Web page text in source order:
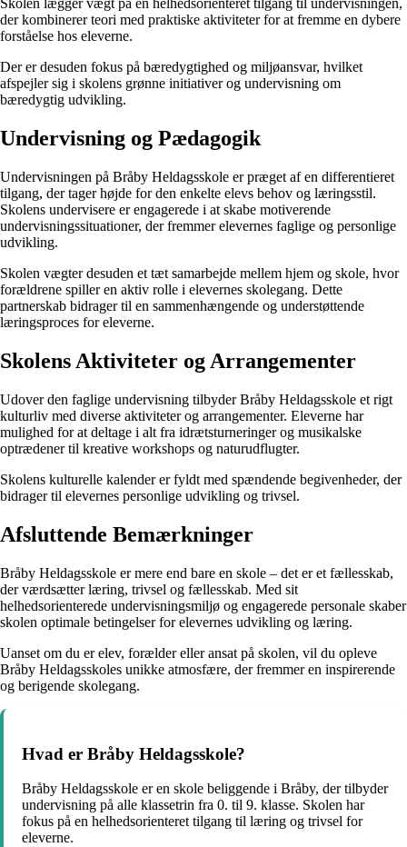
Skolen lægger vægt på en helhedsorienteret tilgang til undervisningen,
der kombinerer teori med praktiske aktiviteter for at fremme en dybere
forståelse hos eleverne.
Der er desuden fokus på bæredygtighed og miljøansvar, hvilket
afspejler sig i skolens grønne initiativer og undervisning om
bæredygtig udvikling.
Undervisning og Pædagogik
Undervisningen på Bråby Heldagsskole er præget af en differentieret
tilgang, der tager højde for den enkelte elevs behov og læringsstil.
Skolens undervisere er engagerede i at skabe motiverende
undervisningssituationer, der fremmer elevernes faglige og personlige
udvikling.
Skolen vægter desuden et tæt samarbejde mellem hjem og skole, hvor
forældrene spiller en aktiv rolle i elevernes skolegang. Dette
partnerskab bidrager til en sammenhængende og understøttende
læringsproces for eleverne.
Skolens Aktiviteter og Arrangementer
Udover den faglige undervisning tilbyder Bråby Heldagsskole et rigt
kulturliv med diverse aktiviteter og arrangementer. Eleverne har
mulighed for at deltage i alt fra idrætsturneringer og musikalske
optrædener til kreative workshops og naturudflugter.
Skolens kulturelle kalender er fyldt med spændende begivenheder, der
bidrager til elevernes personlige udvikling og trivsel.
Afsluttende Bemærkninger
Bråby Heldagsskole er mere end bare en skole – det er et fællesskab,
der værdsætter læring, trivsel og fællesskab. Med sit
helhedsorienterede undervisningsmiljø og engagerede personale skaber
skolen optimale betingelser for elevernes udvikling og læring.
Uanset om du er elev, forælder eller ansat på skolen, vil du opleve
Bråby Heldagsskoles unikke atmosfære, der fremmer en inspirerende
og berigende skolegang.
Hvad er Bråby Heldagsskole?
Bråby Heldagsskole er en skole beliggende i Bråby, der tilbyder
undervisning på alle klassetrin fra 0. til 9. klasse. Skolen har
fokus på en helhedsorienteret tilgang til læring og trivsel for
eleverne.